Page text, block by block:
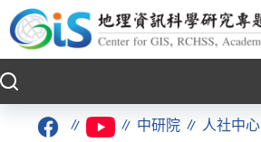
至
要
∥ ∥ 中研院 ∥ 人社中心